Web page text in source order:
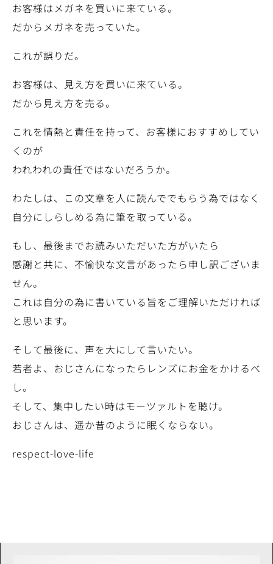
お客様はメガネを買いに来ている。
だからメガネを売っていた。
これが誤りだ。
お客様は、見え方を買いに来ている。
だから見え方を売る。
これを情熱と責任を持って、お客様におすすめしてい
くのが
われわれの責任ではないだろうか。
わたしは、この文章を人に読んででもらう為ではなく
自分にしらしめる為に筆を取っている。
もし、最後までお読みいただいた方がいたら
感謝と共に、不愉快な文言があったら申し訳ございま
せん。
これは自分の為に書いている旨をご理解いただければ
と思います。
そして最後に、声を大にして言いたい。
若者よ、おじさんになったらレンズにお金をかけるべ
し。
そして、集中したい時はモーツァルトを聴け。
おじさんは、遥か昔のように眠くならない。
respect-love-life